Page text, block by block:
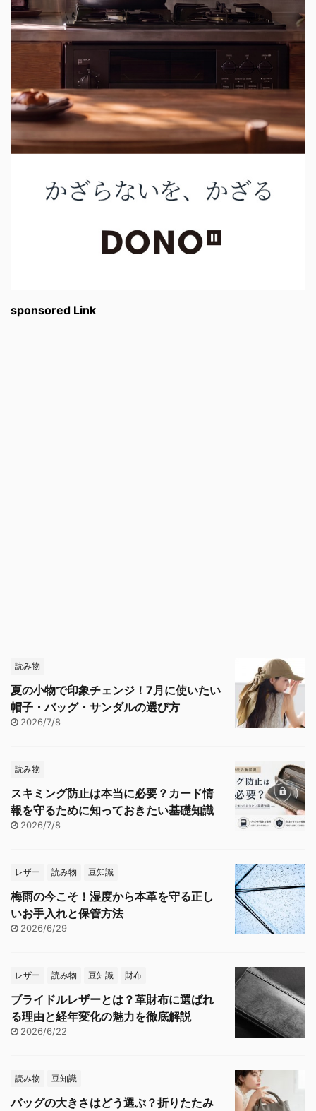
sponsored Link
読み物
夏の小物で印象チェンジ！7月に使いたい
帽子・バッグ・サンダルの選び方
2026/7/8
読み物
スキミング防止は本当に必要？カード情
報を守るために知っておきたい基礎知識
2026/7/8
レザー 読み物 豆知識
梅雨の今こそ！湿度から本革を守る正し
いお手入れと保管方法
2026/6/29
レザー 読み物 豆知識 財布
ブライドルレザーとは？革財布に選ばれ
る理由と経年変化の魅力を徹底解説
2026/6/22
読み物 豆知識
バッグの大きさはどう選ぶ？折りたたみ